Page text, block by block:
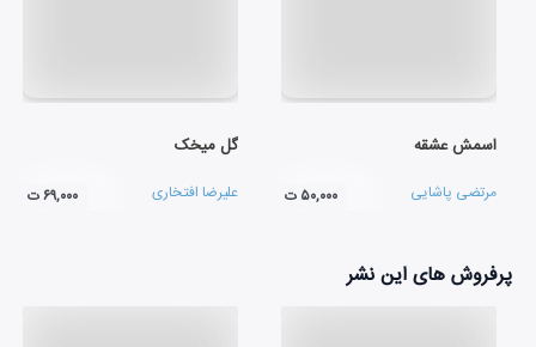
اسمش عشقه
مرتضی پاشایی ۵۰,۰۰۰ ت
گل میخک
علیرضا افتخاری ۶۹,۰۰۰ ت
پرفروش های این نشر